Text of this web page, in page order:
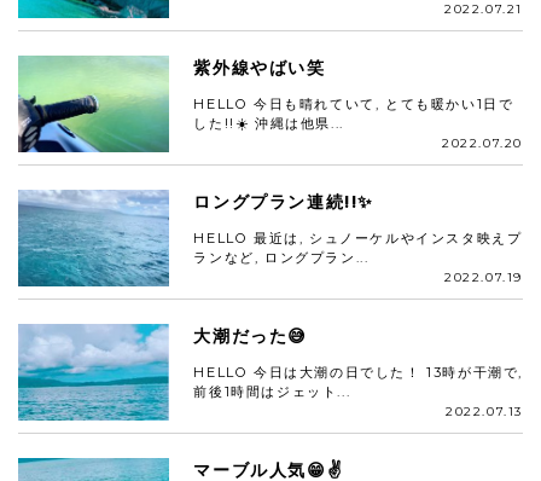
2022.07.21
紫外線やばい笑
HELLO 今日も晴れていて, とても暖かい1日で
した!!☀️ 沖縄は他県...
2022.07.20
ロングプラン連続!!✨
HELLO 最近は, シュノーケルやインスタ映えプ
ランなど, ロングプラン...
2022.07.19
大潮だった😅
HELLO 今日は大潮の日でした！ 13時が干潮で,
前後1時間はジェット...
2022.07.13
マーブル人気😁✌️